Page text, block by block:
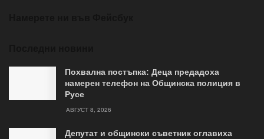
Похвална постъпка: Деца предадоха
намерен телефон на Общинска полиция в
Русе
АВГУСТ 8, 2026
Депутат и общински съветник оглавиха